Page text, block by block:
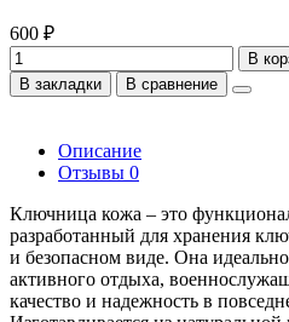
600 ₽
В
В закладки
В сравнение
Описание
Отзывы 0
Ключница кожа – это
разработанный для хранения
и безопасном виде. Она
активного отдыха,
качество и надежность в